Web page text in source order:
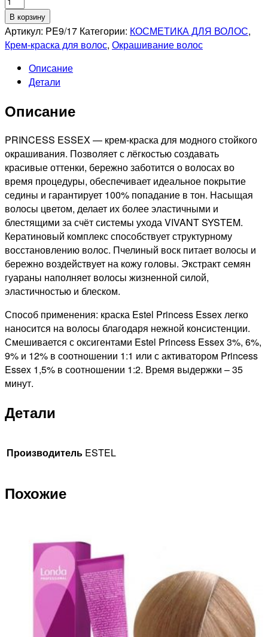
товара
ESTEL
PROFESSIONNEL
PRINCESS
ESSEX
КРЕМ-
ДЛЯ
ВОЛОС
БЛОНДИН
ПЕПЕЛЬНО-
КОРИЧНЕВЫЙ,
60мл
В корзину
Артикул: PE9/17 Категории: КОСМЕТИКА ДЛЯ ВОЛОС,
Крем-краска для волос, Окрашивание волос
Описание
Детали
Описание
PRINCESS ESSEX — крем-краска для модного стойкого
окрашивания. Позволяет с лёгкостью создавать
красивые оттенки, бережно заботится о волосах во
время процедуры, обеспечивает идеальное покрытие
седины и гарантирует 100% попадание в тон. Насыщая
волосы цветом, делает их более эластичными и
блестящими за счёт системы ухода VIVANT SYSTEM.
Кератиновый комплекс способствует структурному
восстановлению волос. Пчелиный воск питает волосы и
бережно воздействует на кожу головы. Экстракт семян
гуараны наполняет волосы жизненной силой,
эластичностью и блеском.
Способ применения: краска Estel Princess Essex легко
наносится на волосы благодаря нежной консистенции.
Смешивается с оксигентами Estel Princess Essex 3%, 6%,
9% и 12% в соотношении 1:1 или с активатором Princess
Essex 1,5% в соотношении 1:2. Время выдержки – 35
минут.
Детали
Производитель ESTEL
Похожие